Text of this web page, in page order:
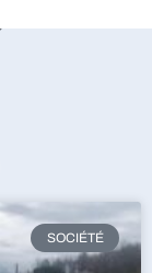
SOCIÉTÉ